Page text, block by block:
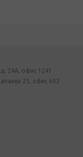
24А, офис 1241
25, офис 602